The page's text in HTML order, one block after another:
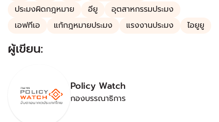
ประมงผิดกฎหมาย
อียู
อุตสาหกรรมประมง
เอฟทีเอ
แก้กฎหมายประมง แรงงานประมง ไอยูยู
ผู้เขียน:
Policy Watch
กองบรรณาธิการ